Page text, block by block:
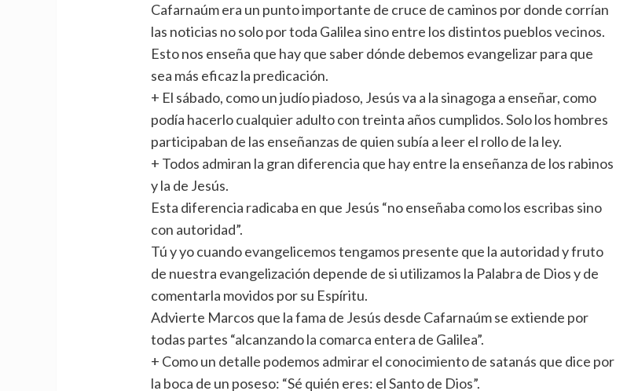
Cafarnaúm era un punto importante de cruce de caminos por donde corrían
las noticias no solo por toda Galilea sino entre los distintos pueblos vecinos.
Esto nos enseña que hay que saber dónde debemos evangelizar para que
sea más eficaz la predicación.
+ El sábado, como un judío piadoso, Jesús va a la sinagoga a enseñar, como
podía hacerlo cualquier adulto con treinta años cumplidos. Solo los hombres
participaban de las enseñanzas de quien subía a leer el rollo de la ley.
+ Todos admiran la gran diferencia que hay entre la enseñanza de los rabinos
y la de Jesús.
Esta diferencia radicaba en que Jesús “no enseñaba como los escribas sino
con autoridad”.
Tú y yo cuando evangelicemos tengamos presente que la autoridad y fruto
de nuestra evangelización depende de si utilizamos la Palabra de Dios y de
comentarla movidos por su Espíritu.
Advierte Marcos que la fama de Jesús desde Cafarnaúm se extiende por
todas partes “alcanzando la comarca entera de Galilea”.
+ Como un detalle podemos admirar el conocimiento de satanás que dice por
la boca de un poseso: “Sé quién eres: el Santo de Dios”.